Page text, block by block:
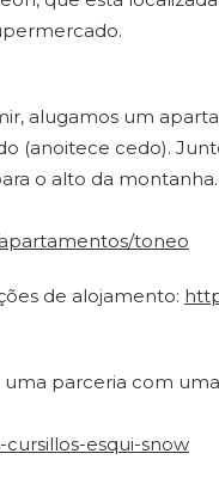
alugamos um
(anoitece cedo).
o alto da
toneo
de alojamento:
parceria com
cursillos-esqui-snow